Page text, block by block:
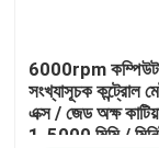
6000rpm
সংখ্যাসূচক কন্ট্রোল
এক্স / জেড অক্ষ
1-5000 মিমি /